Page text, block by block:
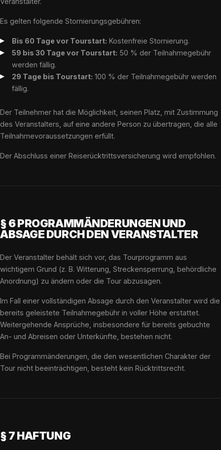
Es gelten folgende Stornierungsgebühren:
Bis 60 Tage vor Tourstart: Kostenfreie Stornierung.
59 bis 30 Tage vor Tourstart: 50 % der Teilnahmegebühr
werden fällig.
29 Tage bis Tourstart: 100 % der Teilnahmegebühr werden
fällig.
Der Teilnehmer hat die Möglichkeit, seinen Platz, mit Zustimmung
des Veranstalters, auf eine andere Person zu übertragen, die alle
Teilnahmevoraussetzungen erfüllt.
Der Abschluss einer Reiserücktrittsversicherung wird empfohlen.
§ 6 PROGRAMMÄNDERUNGEN UND
ABSAGE DURCH DEN VERANSTALTER
Der Veranstalter behält sich vor, das Tourprogramm aus
wichtigem Grund (z. B. Witterung, Streckensperrung, behördliche
Anordnung) zu ändern oder die Tour abzusagen.
Im Fall einer vollständigen Absage durch den Veranstalter wird die
bereits geleistete Teilnahmegebühr in voller Höhe erstattet.
Weitergehende Ansprüche, insbesondere für bereits gebuchte
An- und Abreisen oder Unterkünfte, bestehen nicht.
Bei Programmänderungen, die den wesentlichen Charakter der
Tour nicht beeinträchtigen, besteht kein Rücktrittsrecht.
§ 7 HAFTUNG